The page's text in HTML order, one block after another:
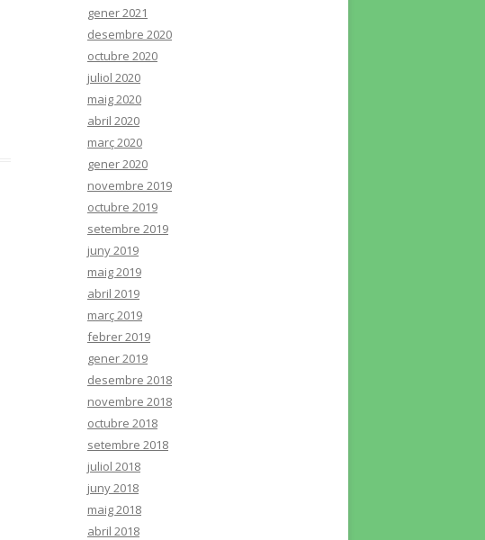
gener 2021
desembre 2020
octubre 2020
juliol 2020
maig 2020
abril 2020
març 2020
gener 2020
novembre 2019
octubre 2019
setembre 2019
juny 2019
maig 2019
abril 2019
març 2019
febrer 2019
gener 2019
desembre 2018
novembre 2018
octubre 2018
setembre 2018
juliol 2018
juny 2018
maig 2018
abril 2018